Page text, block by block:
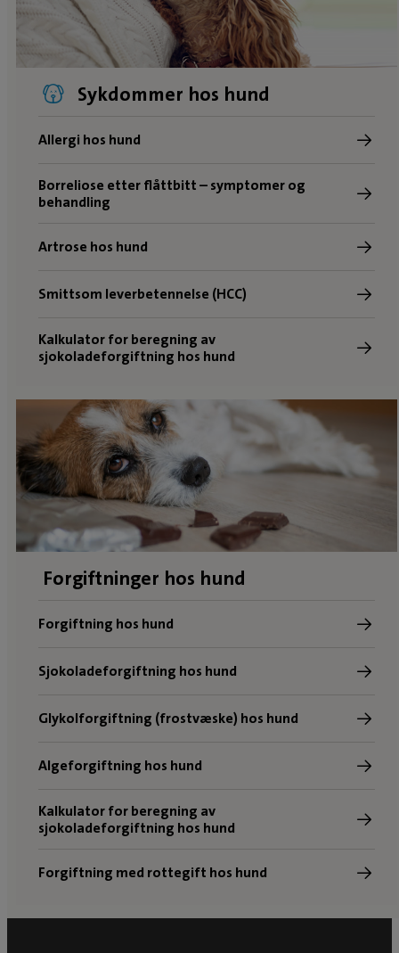
Sykdommer hos hund
Allergi hos hund
Borreliose etter flåttbitt – symptomer og
behandling
Artrose hos hund
Smittsom leverbetennelse (HCC)
Kalkulator for beregning av
sjokoladeforgiftning hos hund
Forgiftninger hos hund
Forgiftning hos hund
Sjokoladeforgiftning hos hund
Glykolforgiftning (frostvæske) hos hund
Algeforgiftning hos hund
Kalkulator for beregning av
sjokoladeforgiftning hos hund
Forgiftning med rottegift hos hund